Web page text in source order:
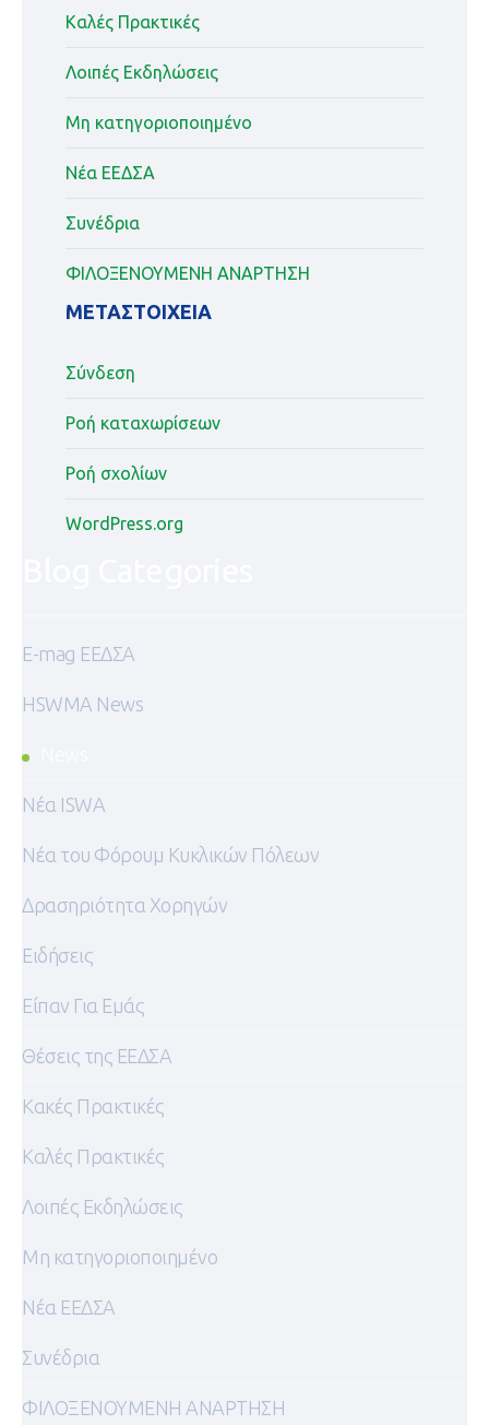
Καλές Πρακτικές
Λοιπές Εκδηλώσεις
Μη κατηγοριοποιημένο
Νέα ΕΕΔΣΑ
Συνέδρια
ΦΙΛΟΞΕΝΟΥΜΕΝΗ ΑΝΑΡΤΗΣΗ
ΜΕΤΑΣΤΟΙΧΕΊΑ
Σύνδεση
Ροή καταχωρίσεων
Ροή σχολίων
WordPress.org
E-mag ΕΕΔΣΑ
HSWMA News
Nέα ISWA
Nέα του Φόρουμ Κυκλικών Πόλεων
Δρασηριότητα Χορηγών
Ειδήσεις
Είπαν Για Εμάς
Θέσεις της ΕΕΔΣΑ
Κακές Πρακτικές
Καλές Πρακτικές
Λοιπές Εκδηλώσεις
Μη κατηγοριοποιημένο
Νέα ΕΕΔΣΑ
Συνέδρια
ΦΙΛΟΞΕΝΟΥΜΕΝΗ ΑΝΑΡΤΗΣΗ